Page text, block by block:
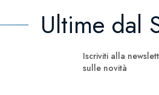
Ultime dal
Iscriviti alla
sulle novità